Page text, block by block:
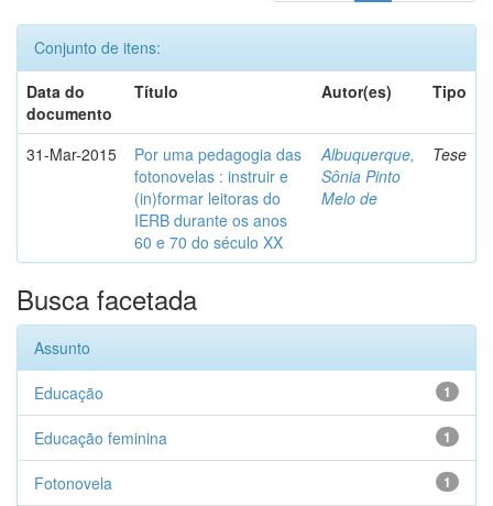
Conjunto de itens:
Data do
documento
Título Autor(es) Tipo
31-Mar-2015
Por uma pedagogia das
fotonovelas : instruir e
(in)formar leitoras do
IERB durante os anos
60 e 70 do século XX
Albuquerque,
Sônia Pinto
Melo de
Tese
Busca facetada
Assunto
1
Educação
1
Educação feminina
1
Fotonovela